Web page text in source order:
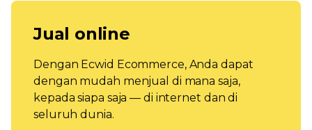
Jual online
Dengan Ecwid Ecommerce, Anda dapat
dengan mudah menjual di mana saja,
kepada siapa saja — di internet dan di
seluruh dunia.